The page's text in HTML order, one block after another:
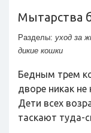
Мытарства
Разделы: уход за
дикие кошки
Бедным трем
дворе никак не
Дети всех
таскают туда-